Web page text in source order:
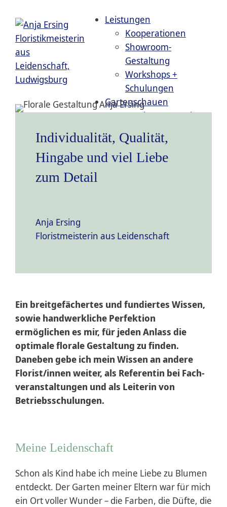
Seitenanfang
Leistungen
Kooperationen
Showroom-
Gestaltung
Workshops +
Schulungen
Gartenschauen
Landesgartenschau
Bundesgartenschau
Mannheim
Anja Ersing
Individualität, Qualität,
Hingabe und viel Liebe
zum Detail
Anja Ersing
Floristmeisterin aus Leidenschaft
Ein breitgefächertes und fundiertes Wissen,
sowie handwerk­liche Perfektion
ermöglichen es mir, für jeden Anlass die
optimale florale Gestaltung zu finden.
Daneben gebe ich mein Wissen an andere
Florist/innen weiter, als Referentin bei Fach­
veran­stal­tungen und als Leiterin von
Betriebs­schulungen.
Meine Leidenschaft
Schon als Kind habe ich meine Liebe zu Blumen
entdeckt. Der Garten meiner Eltern war für mich
ein Ort voller Wunder – die Farben, die Düfte, die